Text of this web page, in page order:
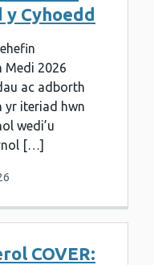
Cyhoedd
Medi 2026
ac adborth
yr iteriad hwn
wedi’u
[…]
COVER: